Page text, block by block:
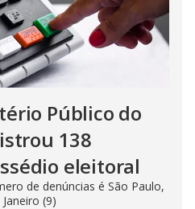
Público do
138
eleitoral
de denúncias é São Paulo,
(9)